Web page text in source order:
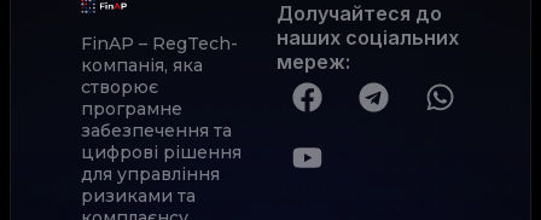
FinAP – RegTech-
компанія, яка
створює
програмне
забезпечення та
цифрові рішення
для управління
ризиками та
Долучайтеся до
наших соціальних
мереж: